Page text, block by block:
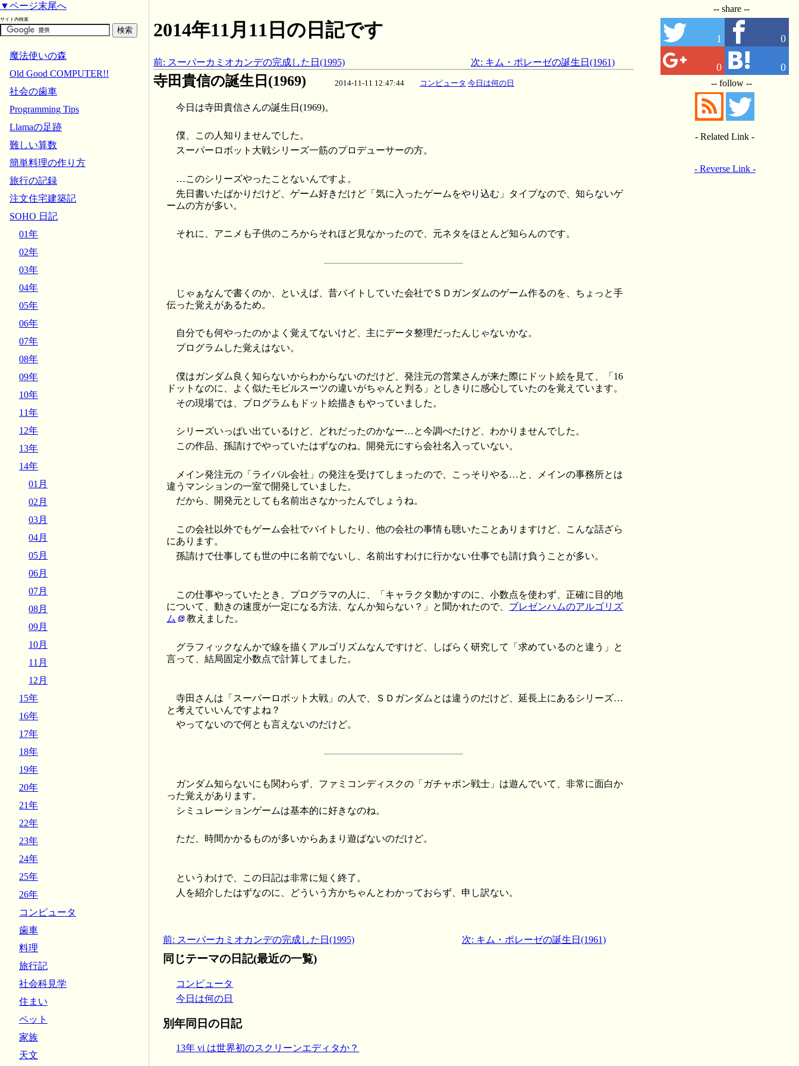
2014年11月11日の日記です
前: スーパーカミオカンデの完成した日(1995) 次: キム・ポレーゼの誕生日(1961)
寺田貴信の誕生日(1969) 2014-11-11 12:47:44 コンピュータ 今日は何の日
今日は寺田貴信さんの誕生日(1969)。
僕、この人知りませんでした。
スーパーロボット大戦シリーズ一筋のプロデューサーの方。
…このシリーズやったことないんですよ。
先日書いたばかりだけど、ゲーム好きだけど「気に入ったゲームをやり込む」タイプなので、知らないゲ
ームの方が多い。
それに、アニメも子供のころからそれほど見なかったので、元ネタをほとんど知らんのです。
じゃぁなんで書くのか、といえば、昔バイトしていた会社でＳＤガンダムのゲーム作るのを、ちょっと手
伝った覚えがあるため。
自分でも何やったのかよく覚えてないけど、主にデータ整理だったんじゃないかな。
プログラムした覚えはない。
僕はガンダム良く知らないからわからないのだけど、発注元の営業さんが来た際にドット絵を見て、「16
ドットなのに、よく似たモビルスーツの違いがちゃんと判る」としきりに感心していたのを覚えています。
その現場では、プログラムもドット絵描きもやっていました。
シリーズいっぱい出ているけど、どれだったのかなー…と今調べたけど、わかりませんでした。
この作品、孫請けでやっていたはずなのね。開発元にすら会社名入っていない。
メイン発注元の「ライバル会社」の発注を受けてしまったので、こっそりやる…と、メインの事務所とは
違うマンションの一室で開発していました。
だから、開発元としても名前出さなかったんでしょうね。
この会社以外でもゲーム会社でバイトしたり、他の会社の事情も聴いたことありますけど、こんな話ざら
にあります。
孫請けで仕事しても世の中に名前でないし、名前出すわけに行かない仕事でも請け負うことが多い。
この仕事やっていたとき、プログラマの人に、「キャラクタ動かすのに、小数点を使わず、正確に目的地
について、動きの速度が一定になる方法、なんか知らない？」と聞かれたので、 ブレゼンハムのアルゴリズ
ム
教えました。
グラフィックなんかで線を描くアルゴリズムなんですけど、しばらく研究して「求めているのと違う」と
言って、結局固定小数点で計算してました。
寺田さんは「スーパーロボット大戦」の人で、ＳＤガンダムとは違うのだけど、延長上にあるシリーズ…
と考えていいんですよね？
やってないので何とも言えないのだけど。
ガンダム知らないにも関わらず、ファミコンディスクの「ガチャポン戦士」は遊んでいて、非常に面白か
った覚えがあります。
シミュレーションゲームは基本的に好きなのね。
ただ、時間かかるものが多いからあまり遊ばないのだけど。
というわけで、この日記は非常に短く終了。
人を紹介したはずなのに、どういう方かちゃんとわかっておらず、申し訳ない。
前: スーパーカミオカンデの完成した日(1995) 次: キム・ポレーゼの誕生日(1961)
同じテーマの日記(最近の一覧)
コンピュータ
今日は何の日
別年同日の日記
13年 vi は世界初のスクリーンエディタか？
-- share --
1 0
0 0
-- follow --
- Related Link -
- Reverse Link -
▼ページ末尾へ
サイト内検索
魔法使いの森
Old Good COMPUTER!!
社会の歯車
Programming Tips
Llamaの足跡
難しい算数
簡単料理の作り方
旅行の記録
注文住宅建築記
SOHO 日記
01年
02年
03年
04年
05年
06年
07年
08年
09年
10年
11年
12年
13年
14年
01月
02月
03月
04月
05月
06月
07月
08月
09月
10月
11月
12月
15年
16年
17年
18年
19年
20年
21年
22年
23年
24年
25年
26年
コンピュータ
歯車
料理
旅行記
社会科見学
住まい
ペット
家族
天文